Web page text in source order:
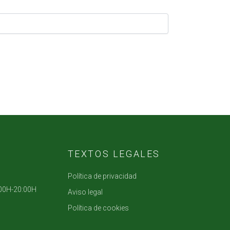
20:00H
TEXTOS LEGALES
Política de privacidad
Aviso legal
Política de cookies